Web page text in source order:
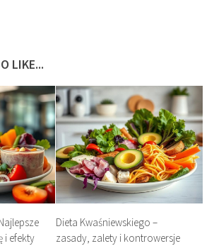
LIKE...
i efekty
Dieta Kwaśniewskiego –
zasady, zalety i kontrowersje